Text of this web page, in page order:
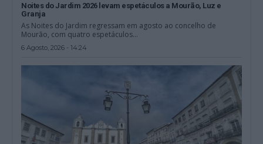
Noites do Jardim 2026 levam espetáculos a Mourão, Luz e
Granja
As Noites do Jardim regressam em agosto ao concelho de
Mourão, com quatro espetáculos...
6 Agosto, 2026 - 14:24